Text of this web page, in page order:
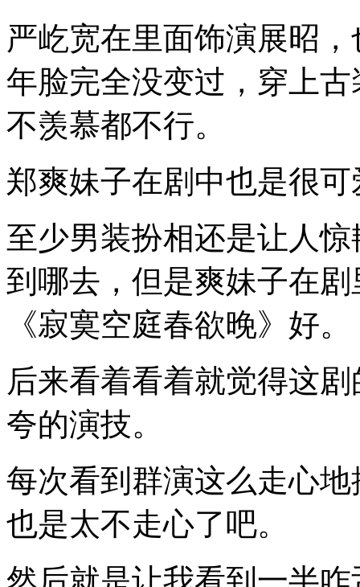
严屹宽在里面饰演展昭
年脸完全没变过，穿上
不羡慕都不行。
郑爽妹子在剧中也是很
至少男装扮相还是让人
到哪去，但是爽妹子在
《寂寞空庭春欲晚》好。
后来看着看着就觉得这
夸的演技。
每次看到群演这么走心
也是太不走心了吧。
然后就是让我看到一半